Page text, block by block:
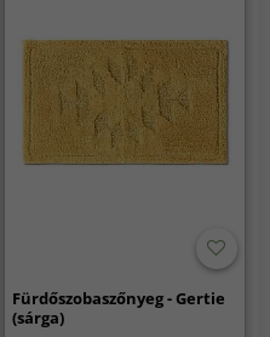
Fürdőszobaszőnyeg - Gertie
(sárga)